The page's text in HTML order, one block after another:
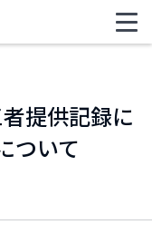
提供記録に
ついて